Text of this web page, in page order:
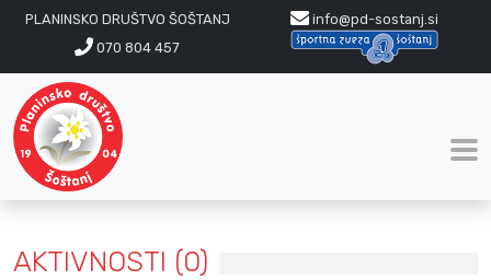
PLANINSKO DRUŠTVO ŠOŠTANJ
info@pd-sostanj.si
070 804 457
AKTIVNOSTI (0)